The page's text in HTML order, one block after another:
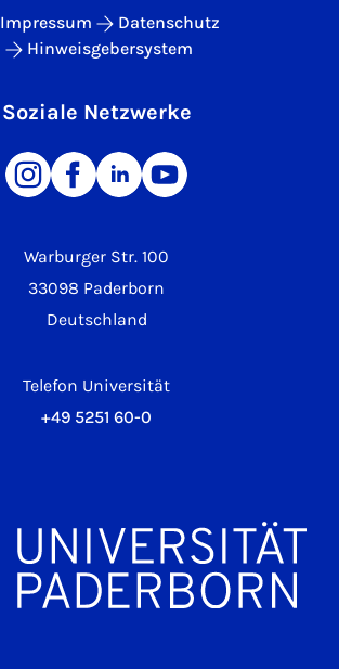
Warburger Str. 100
33098 Paderborn
Deutschland
Telefon Universität
+49 5251 60-0
Impressum
Datenschutz
Hinweisgebersystem
Soziale Netzwerke